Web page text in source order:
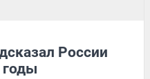
России
годы